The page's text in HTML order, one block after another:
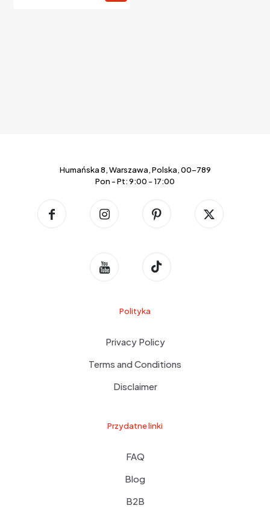
Humańska 8, Warszawa, Polska, 00-789
Pon - Pt: 9:00 - 17:00
Polityka
Privacy Policy
Terms and Conditions
Disclaimer
Przydatne linki
FAQ
Blog
B2B